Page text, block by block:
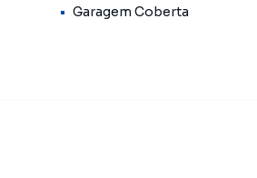
Garagem Coberta